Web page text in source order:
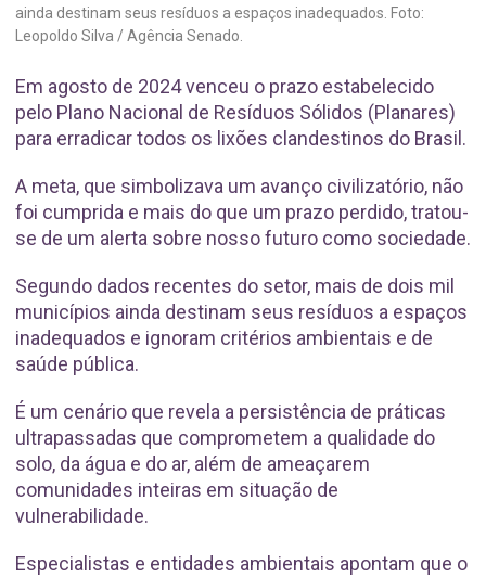
ainda destinam seus resíduos a espaços inadequados. Foto:
Leopoldo Silva / Agência Senado.
Em agosto de 2024 venceu o prazo estabelecido
pelo Plano Nacional de Resíduos Sólidos (Planares)
para erradicar todos os lixões clandestinos do Brasil.
A meta, que simbolizava um avanço civilizatório, não
foi cumprida e mais do que um prazo perdido, tratou-
se de um alerta sobre nosso futuro como sociedade.
Segundo dados recentes do setor, mais de dois mil
municípios ainda destinam seus resíduos a espaços
inadequados e ignoram critérios ambientais e de
saúde pública.
É um cenário que revela a persistência de práticas
ultrapassadas que comprometem a qualidade do
solo, da água e do ar, além de ameaçarem
comunidades inteiras em situação de
vulnerabilidade.
Especialistas e entidades ambientais apontam que o